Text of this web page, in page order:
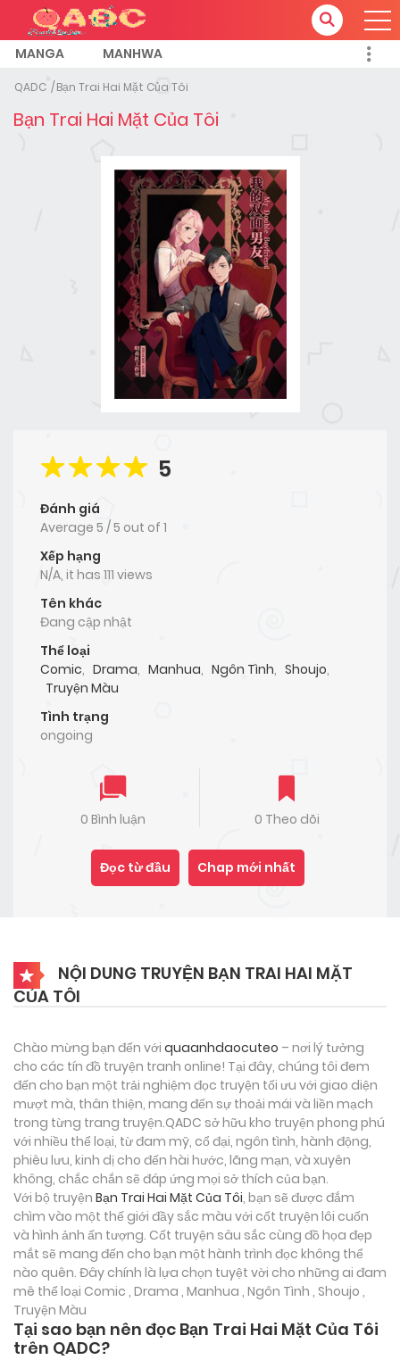
MANGA MANHWA
QADC Bạn Trai Hai Mặt Của Tôi
Bạn Trai Hai Mặt Của Tôi
5
Đánh giá
Average 5 /5 out of 1
Xếp hạng
N/A, it has 111 views
Tên khác
Đang cập nhật
Thể loại
Comic, Drama, Manhua, Ngôn Tình, Shoujo,
Truyện Màu
Tình trạng
ongoing
0 Bình luận 0 Theo dõi
Đọc từ đầu Chap mới nhất
NỘI DUNG TRUYỆN BẠN TRAI HAI MẶT
CỦA TÔI
Chào mừng bạn đến với quaanhdaocuteo – nơi lý tưởng
cho các tín đồ truyện tranh online! Tại đây, chúng tôi đem
đến cho bạn một trải nghiệm đọc truyện tối ưu với giao diện
mượt mà, thân thiện, mang đến sự thoải mái và liền mạch
trong từng trang truyện.QADC sở hữu kho truyện phong phú
với nhiều thể loại, từ đam mỹ, cổ đại, ngôn tình, hành động,
phiêu lưu, kinh dị cho đến hài hước, lãng mạn, và xuyên
không, chắc chắn sẽ đáp ứng mọi sở thích của bạn.
Với bộ truyện Bạn Trai Hai Mặt Của Tôi, bạn sẽ được đắm
chìm vào một thế giới đầy sắc màu với cốt truyện lôi cuốn
và hình ảnh ấn tượng. Cốt truyện sâu sắc cùng đồ họa đẹp
mắt sẽ mang đến cho bạn một hành trình đọc không thể
nào quên. Đây chính là lựa chọn tuyệt vời cho những ai đam
mê thể loại Comic , Drama , Manhua , Ngôn Tình , Shoujo ,
Truyện Màu
Tại sao bạn nên đọc Bạn Trai Hai Mặt Của Tôi
trên QADC?